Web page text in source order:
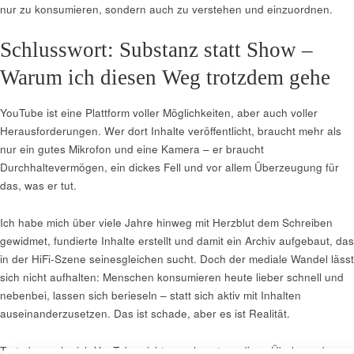
nur zu konsumieren, sondern auch zu verstehen und einzuordnen.
Schlusswort: Substanz statt Show –
Warum ich diesen Weg trotzdem gehe
YouTube ist eine Plattform voller Möglichkeiten, aber auch voller
Herausforderungen. Wer dort Inhalte veröffentlicht, braucht mehr als
nur ein gutes Mikrofon und eine Kamera – er braucht
Durchhaltevermögen, ein dickes Fell und vor allem Überzeugung für
das, was er tut.
Ich habe mich über viele Jahre hinweg mit Herzblut dem Schreiben
gewidmet, fundierte Inhalte erstellt und damit ein Archiv aufgebaut, das
in der HiFi-Szene seinesgleichen sucht. Doch der mediale Wandel lässt
sich nicht aufhalten: Menschen konsumieren heute lieber schnell und
nebenbei, lassen sich berieseln – statt sich aktiv mit Inhalten
auseinanderzusetzen. Das ist schade, aber es ist Realität.
Trotzdem sehe ich YouTube nicht nur als notwendiges Übel, sondern